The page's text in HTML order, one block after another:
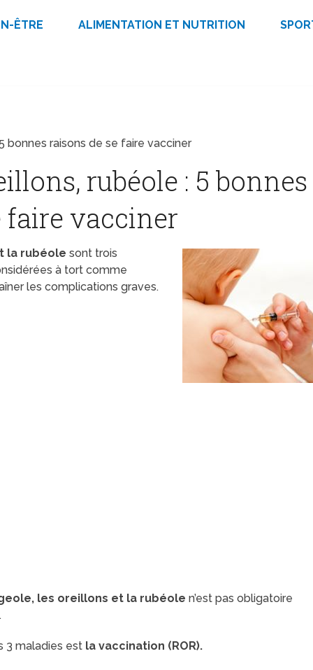
ÊTRE ALIMENTATION ET NUTRITION
bonnes raisons de se faire vacciner
rubéole : 5 bonnes
faire vacciner
la rubéole sont trois
à tort comme
les complications graves.
les oreillons et la rubéole n’est pas obligatoire
3 maladies est la vaccination (ROR).